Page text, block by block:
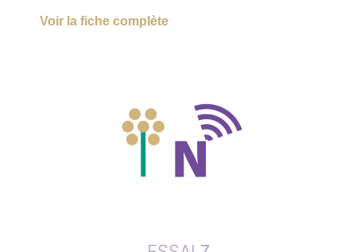
Voir la fiche complète